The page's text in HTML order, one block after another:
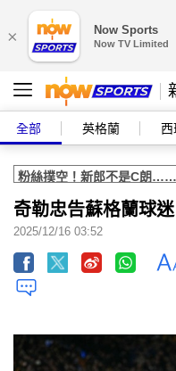
× Now Sports
Now TV Limited
全部 英格蘭 西
奇勒忠告蘇格蘭球
2025/12/16 03:52